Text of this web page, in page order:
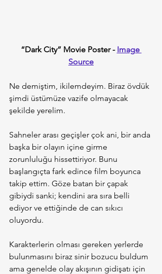
“Dark City” Movie Poster - Image
Source
Ne demiştim, ikilemdeyim. Biraz övdük
şimdi üstümüze vazife olmayacak
şekilde yerelim.
Sahneler arası geçişler çok ani, bir anda
başka bir olayın içine girme
zorunluluğu hissettiriyor. Bunu
başlangıçta fark edince film boyunca
takip ettim. Göze batan bir çapak
gibiydi sanki; kendini ara sıra belli
ediyor ve ettiğinde de can sıkıcı
oluyordu.
Karakterlerin olması gereken yerlerde
bulunmasını biraz sinir bozucu buldum
ama genelde olay akışının gidişatı için